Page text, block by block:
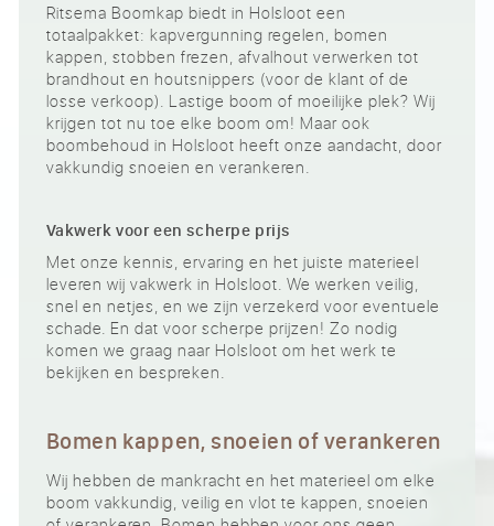
Ritsema Boomkap biedt in Holsloot een
totaalpakket: kapvergunning regelen, bomen
kappen, stobben frezen, afvalhout verwerken tot
brandhout en houtsnippers (voor de klant of de
losse verkoop). Lastige boom of moeilijke plek? Wij
krijgen tot nu toe elke boom om! Maar ook
boombehoud in Holsloot heeft onze aandacht, door
vakkundig snoeien en verankeren.
Vakwerk voor een scherpe prijs
Met onze kennis, ervaring en het juiste materieel
leveren wij vakwerk in Holsloot. We werken veilig,
snel en netjes, en we zijn verzekerd voor eventuele
schade. En dat voor scherpe prijzen! Zo nodig
komen we graag naar Holsloot om het werk te
bekijken en bespreken.
Bomen kappen, snoeien of verankeren
Wij hebben de mankracht en het materieel om elke
boom vakkundig, veilig en vlot te kappen, snoeien